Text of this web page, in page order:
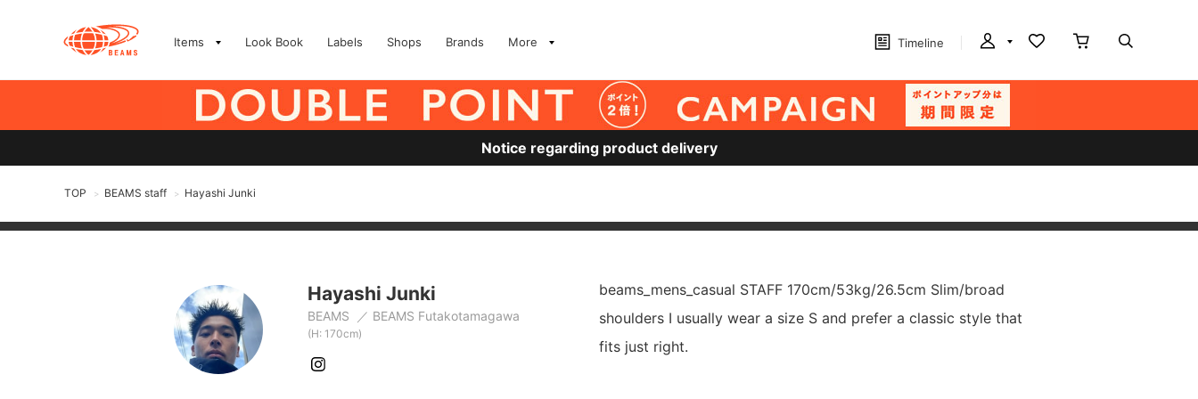
Items Look Book Labels Shops Brands More Timeline
Notice regarding product delivery
TOP > BEAMS staff > Hayashi Junki
Hayashi Junki
BEAMS BEAMS Futakotamagawa
(H: 170cm)
beams_mens_casual STAFF 170cm/53kg/26.5cm Slim/broad
shoulders I usually wear a size S and prefer a classic style that
fits just right.